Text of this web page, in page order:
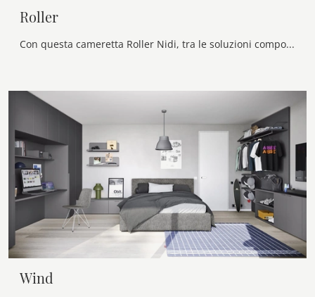
Roller
Con questa cameretta Roller Nidi, tra le soluzioni componibili, potrai arredare stanze moderne per ragazzi.
Wind